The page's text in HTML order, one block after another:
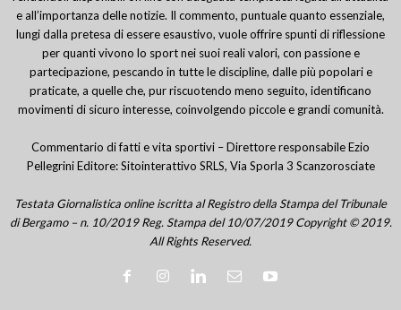
e all’importanza delle notizie. Il commento, puntuale quanto essenziale,
lungi dalla pretesa di essere esaustivo, vuole offrire spunti di riflessione
per quanti vivono lo sport nei suoi reali valori, con passione e
partecipazione, pescando in tutte le discipline, dalle più popolari e
praticate, a quelle che, pur riscuotendo meno seguito, identificano
movimenti di sicuro interesse, coinvolgendo piccole e grandi comunità.
Commentario di fatti e vita sportivi – Direttore responsabile Ezio
Pellegrini Editore: Sitointerattivo SRLS, Via Sporla 3 Scanzorosciate
Testata Giornalistica online iscritta al Registro della Stampa del Tribunale
di Bergamo – n. 10/2019 Reg. Stampa del 10/07/2019 Copyright © 2019.
All Rights Reserved.